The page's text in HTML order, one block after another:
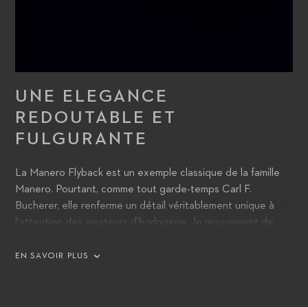
UNE ELEGANCE
REDOUTABLE ET
FULGURANTE
La Manero Flyback est un exemple classique de la famille
Manero. Pourtant, comme tout garde-temps Carl F.
Bucherer, elle renferme un détail véritablement unique à
l'attention des amateurs d'horlogerie : le mouvement de
en vol (flyback). Ce dernier permet à son propriétaire
EN SAVOIR PLUS